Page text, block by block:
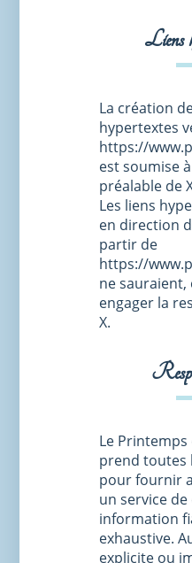
Liens
La création
hypertextes
https://
est soumise
préalable de
Les liens
en direction
partir de
https://
ne sauraient,
engager la
X.
Le Printemps
prend toutes
pour fournir
un service
information
exhaustive.
explicite ou